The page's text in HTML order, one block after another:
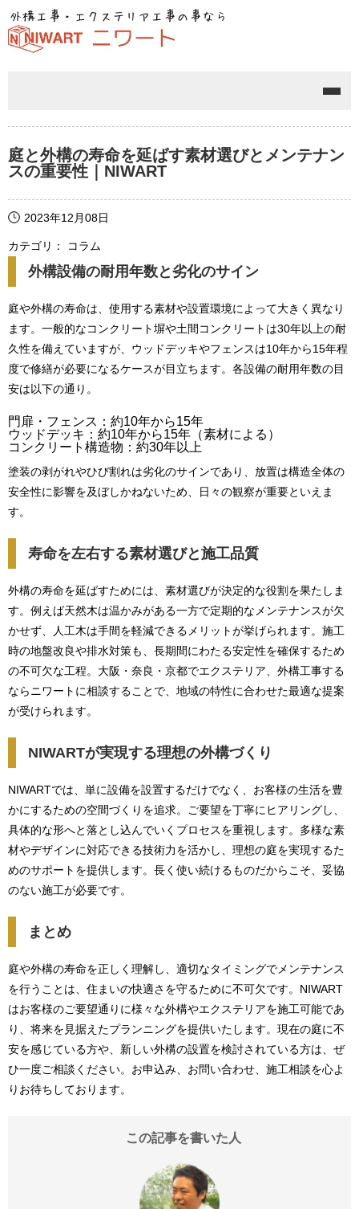
メニ
庭と外構の寿命を延ばす素材選びとメンテナン
スの重要性｜NIWART
2023年12月08日
カテゴリ： コラム
外構設備の耐用年数と劣化のサイン
庭や外構の寿命は、使用する素材や設置環境によって大きく異なり
ます。一般的なコンクリート塀や土間コンクリートは30年以上の耐
久性を備えていますが、ウッドデッキやフェンスは10年から15年程
度で修繕が必要になるケースが目立ちます。各設備の耐用年数の目
安は以下の通り。
門扉・フェンス：約10年から15年
ウッドデッキ：約10年から15年（素材による）
コンクリート構造物：約30年以上
塗装の剥がれやひび割れは劣化のサインであり、放置は構造全体の
安全性に影響を及ぼしかねないため、日々の観察が重要といえま
す。
寿命を左右する素材選びと施工品質
外構の寿命を延ばすためには、素材選びが決定的な役割を果たしま
す。例えば天然木は温かみがある一方で定期的なメンテナンスが欠
かせず、人工木は手間を軽減できるメリットが挙げられます。施工
時の地盤改良や排水対策も、長期間にわたる安定性を確保するため
の不可欠な工程。大阪・奈良・京都でエクステリア、外構工事する
ならニワートに相談することで、地域の特性に合わせた最適な提案
が受けられます。
NIWARTが実現する理想の外構づくり
NIWARTでは、単に設備を設置するだけでなく、お客様の生活を豊
かにするための空間づくりを追求。ご要望を丁寧にヒアリングし、
具体的な形へと落とし込んでいくプロセスを重視します。多様な素
材やデザインに対応できる技術力を活かし、理想の庭を実現するた
めのサポートを提供します。長く使い続けるものだからこそ、妥協
のない施工が必要です。
まとめ
庭や外構の寿命を正しく理解し、適切なタイミングでメンテナンス
を行うことは、住まいの快適さを守るために不可欠です。NIWART
はお客様のご要望通りに様々な外構やエクステリアを施工可能であ
り、将来を見据えたプランニングを提供いたします。現在の庭に不
安を感じている方や、新しい外構の設置を検討されている方は、ぜ
ひ一度ご相談ください。お申込み、お問い合わせ、施工相談を心よ
りお待ちしております。
この記事を書いた人